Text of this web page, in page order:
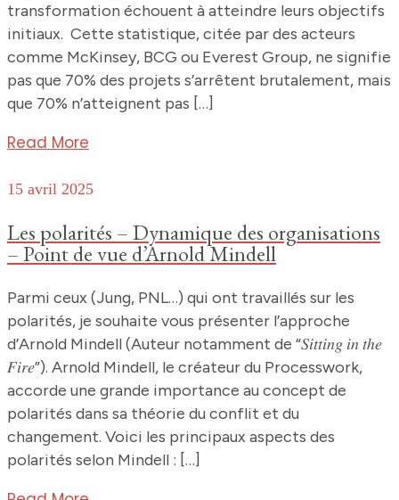
transformation échouent à atteindre leurs objectifs
initiaux. Cette statistique, citée par des acteurs
comme McKinsey, BCG ou Everest Group, ne signifie
pas que 70% des projets s’arrêtent brutalement, mais
que 70% n’atteignent pas […]
Read More
15 avril 2025
Les polarités – Dynamique des organisations
– Point de vue d’Arnold Mindell
Parmi ceux (Jung, PNL…) qui ont travaillés sur les
polarités, je souhaite vous présenter l’approche
d’Arnold Mindell (Auteur notamment de “𝑆𝑖𝑡𝑡𝑖𝑛𝑔 𝑖𝑛 𝑡ℎ𝑒
𝐹𝑖𝑟𝑒”). Arnold Mindell, le créateur du Processwork,
accorde une grande importance au concept de
polarités dans sa théorie du conflit et du
changement. Voici les principaux aspects des
polarités selon Mindell : […]